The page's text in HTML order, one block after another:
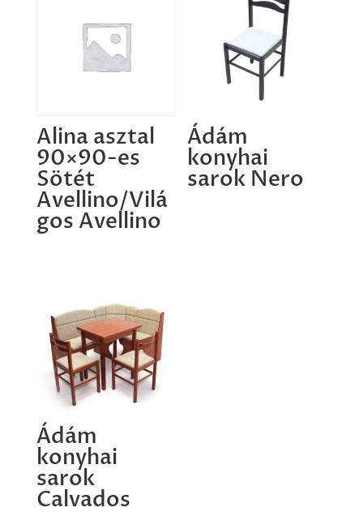
Alina asztal
90×90-es
Sötét
Avellino/Vilá
gos Avellino
Ádám
konyhai
sarok Nero
Ádám
konyhai
sarok
Calvados